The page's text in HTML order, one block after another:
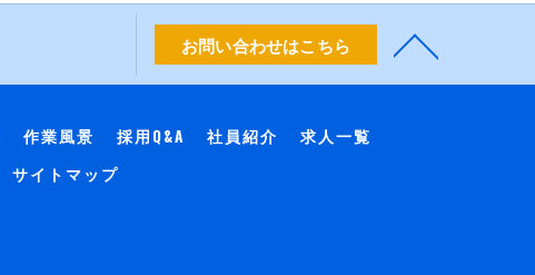
お問い合わせはこちら
作業風景 採用Q&A 社員紹介
求人一覧
サイトマップ